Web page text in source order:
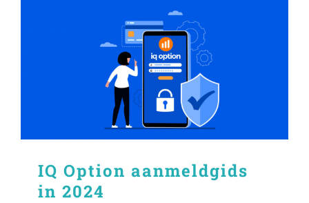
IQ Option aanmeldgids
in 2024